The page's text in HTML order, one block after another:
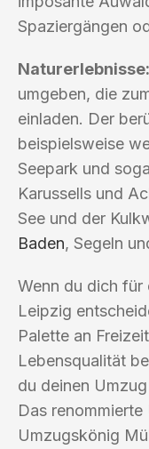
Spaziergängen
Naturerlebnisse:
umgeben, die
einladen. Der
beispielsweise
Seepark und
Karussells und
See und der
Baden, Segeln
Wenn du dich für
Leipzig
Palette an
Lebensqualität
du deinen
Das
Umzugskönig